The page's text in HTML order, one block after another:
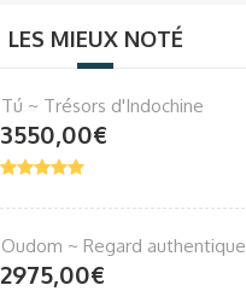
LES MIEUX NOTÉ
Tú ~ Trésors d'Indochine
3550,00€
Oudom ~ Regard authentique
2975,00€